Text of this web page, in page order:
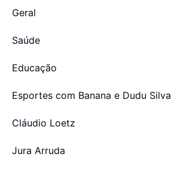
Geral
Saúde
Educação
Esportes com Banana e Dudu Silva
Cláudio Loetz
Jura Arruda